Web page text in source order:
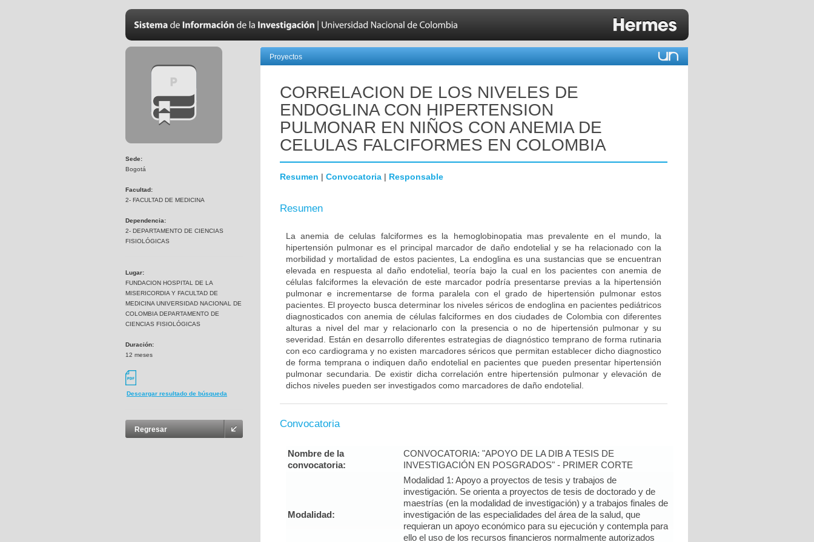
Sede:
Bogotá
Facultad:
2- FACULTAD DE MEDICINA
Dependencia:
2- DEPARTAMENTO DE CIENCIAS
FISIOLÓGICAS
Lugar:
FUNDACION HOSPITAL DE LA
MISERICORDIA Y FACULTAD DE
MEDICINA UNIVERSIDAD NACIONAL DE
COLOMBIA DEPARTAMENTO DE
CIENCIAS FISIOLÓGICAS
Duración:
12 meses
Descargar resultado de búsqueda
Regresar
Proyectos
CORRELACION DE LOS NIVELES DE
ENDOGLINA CON HIPERTENSION
PULMONAR EN NIÑOS CON ANEMIA DE
CELULAS FALCIFORMES EN COLOMBIA
Resumen | Convocatoria | Responsable
Resumen
La anemia de celulas falciformes es la hemoglobinopatia mas prevalente en el mundo, la
hipertensión pulmonar es el principal marcador de daño endotelial y se ha relacionado con la
morbilidad y mortalidad de estos pacientes, La endoglina es una sustancias que se encuentran
elevada en respuesta al daño endotelial, teoría bajo la cual en los pacientes con anemia de
células falciformes la elevación de este marcador podría presentarse previas a la hipertensión
pulmonar e incrementarse de forma paralela con el grado de hipertensión pulmonar estos
pacientes. El proyecto busca determinar los niveles séricos de endoglina en pacientes pediátricos
diagnosticados con anemia de células falciformes en dos ciudades de Colombia con diferentes
alturas a nivel del mar y relacionarlo con la presencia o no de hipertensión pulmonar y su
severidad. Están en desarrollo diferentes estrategias de diagnóstico temprano de forma rutinaria
con eco cardiograma y no existen marcadores séricos que permitan establecer dicho diagnostico
de forma temprana o indiquen daño endotelial en pacientes que pueden presentar hipertensión
pulmonar secundaria. De existir dicha correlación entre hipertensión pulmonar y elevación de
dichos niveles pueden ser investigados como marcadores de daño endotelial.
Convocatoria
Nombre de la
convocatoria:
CONVOCATORIA: "APOYO DE LA DIB A TESIS DE
INVESTIGACIÓN EN POSGRADOS" - PRIMER CORTE
Modalidad:
Modalidad 1: Apoyo a proyectos de tesis y trabajos de
investigación. Se orienta a proyectos de tesis de doctorado y de
maestrías (en la modalidad de investigación) y a trabajos finales de
investigación de las especialidades del área de la salud, que
requieran un apoyo económico para su ejecución y contempla para
ello el uso de los recursos financieros normalmente autorizados